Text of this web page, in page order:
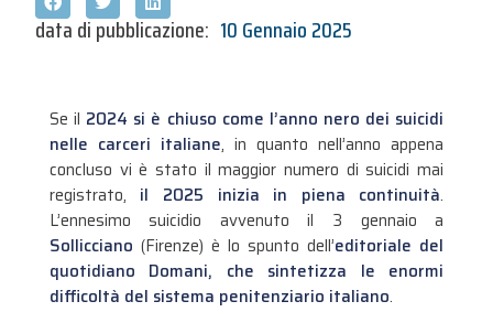
data di pubblicazione: 10 Gennaio 2025
Se il 2024 si è chiuso come l’anno nero dei suicidi
nelle carceri italiane, in quanto nell’anno appena
concluso vi è stato il maggior numero di suicidi mai
registrato, il 2025 inizia in piena continuità.
L’ennesimo suicidio avvenuto il 3 gennaio a
Sollicciano (Firenze) è lo spunto dell’editoriale del
quotidiano Domani, che sintetizza le enormi
difficoltà del sistema penitenziario italiano.